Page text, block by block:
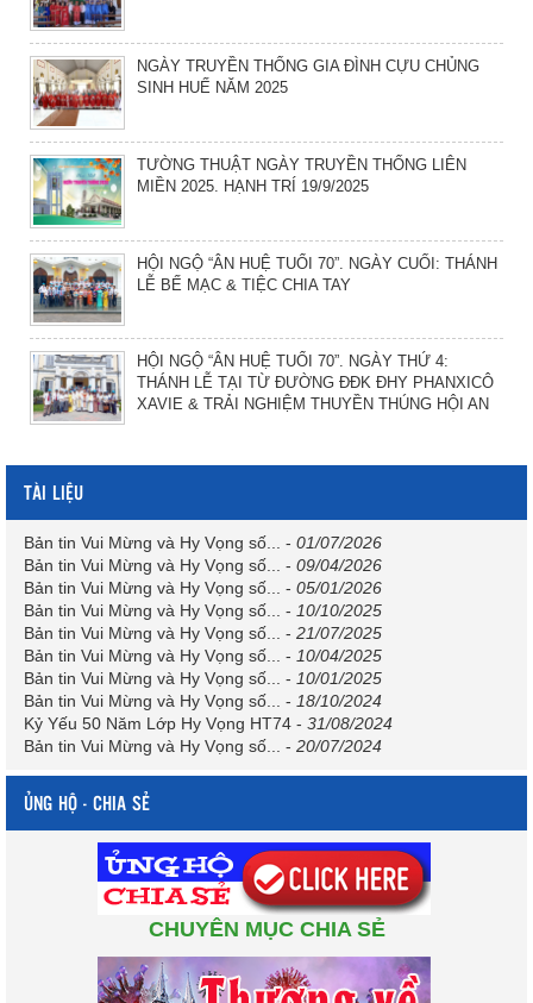
NGÀY TRUYỀN THỐNG GIA ĐÌNH CỰU CHỦNG
SINH HUẾ NĂM 2025
TƯỜNG THUẬT NGÀY TRUYỀN THỐNG LIÊN
MIỀN 2025. HẠNH TRÍ 19/9/2025
HỘI NGỘ “ÂN HUỆ TUỔI 70”. NGÀY CUỐI: THÁNH
LỄ BẾ MẠC & TIỆC CHIA TAY
HỘI NGỘ “ÂN HUỆ TUỔI 70”. NGÀY THỨ 4:
THÁNH LỄ TẠI TỪ ĐƯỜNG ĐĐK ĐHY PHANXICÔ
XAVIE & TRẢI NGHIỆM THUYỀN THÚNG HỘI AN
TÀI LIỆU
Bản tin Vui Mừng và Hy Vọng số... - 01/07/2026
Bản tin Vui Mừng và Hy Vọng số...
- 09/04/2026
Bản tin Vui Mừng và Hy Vọng số...
- 05/01/2026
Bản tin Vui Mừng và Hy Vọng số...
- 10/10/2025
Bản tin Vui Mừng và Hy Vọng số...
- 21/07/2025
Bản tin Vui Mừng và Hy Vọng số...
- 10/04/2025
Bản tin Vui Mừng và Hy Vọng số...
- 10/01/2025
Bản tin Vui Mừng và Hy Vọng số...
- 18/10/2024
Kỷ Yếu 50 Năm Lớp Hy Vọng HT74 - 31/08/2024
Bản tin Vui Mừng và Hy Vọng số...
- 20/07/2024
ỦNG HỘ - CHIA SẺ
CHUYÊN MỤC CHIA SẺ